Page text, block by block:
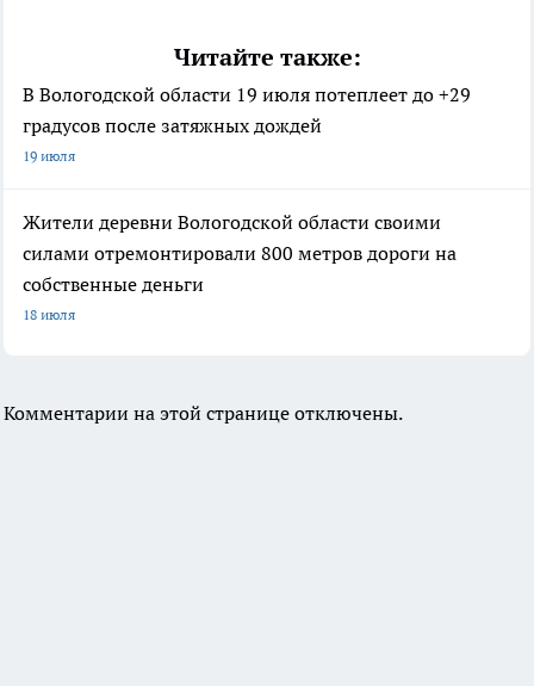
Читайте также:
В Вологодской области 19 июля потеплеет до +29
градусов после затяжных дождей
19 июля
Жители деревни Вологодской области своими
силами отремонтировали 800 метров дороги на
собственные деньги
18 июля
Комментарии на этой странице отключены.